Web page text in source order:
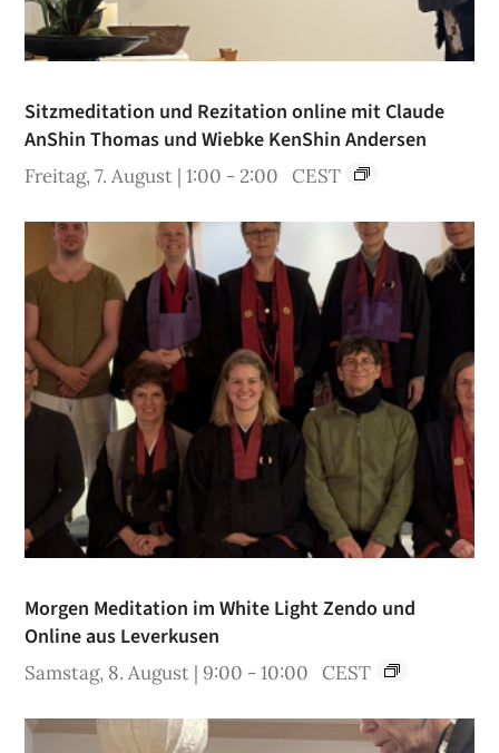
Sitzmeditation und Rezitation online mit Claude
AnShin Thomas und Wiebke KenShin Andersen
Freitag, 7. August | 1:00 -2:00 CEST
Morgen Meditation im White Light Zendo und
Online aus Leverkusen
Samstag, 8. August | 9:00 -10:00 CEST